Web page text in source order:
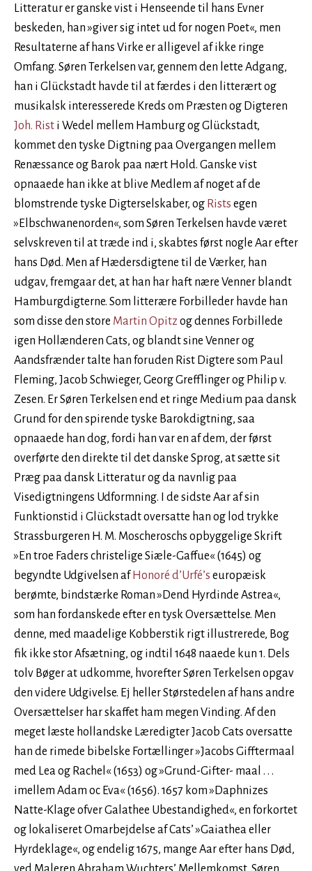
Litteratur er ganske vist i Henseende til hans Evner
beskeden, han »giver sig intet ud for nogen Poet«, men
Resultaterne af hans Virke er alligevel af ikke ringe
Omfang. Søren Terkelsen var, gennem den lette Adgang,
han i Glückstadt havde til at færdes i den litterært og
musikalsk interesserede Kreds om Præsten og Digteren
Joh. Rist i Wedel mellem Hamburg og Glückstadt,
kommet den tyske Digtning paa Overgangen mellem
Renæssance og Barok paa nært Hold. Ganske vist
opnaaede han ikke at blive Medlem af noget af de
blomstrende tyske Digterselskaber, og Rists egen
»Elbschwanenorden«, som Søren Terkelsen havde været
selvskreven til at træde ind i, skabtes først nogle Aar efter
hans Død. Men af Hædersdigtene til de Værker, han
udgav, fremgaar det, at han har haft nære Venner blandt
Hamburgdigterne. Som litterære Forbilleder havde han
som disse den store Martin Opitz og dennes Forbillede
igen Hollænderen Cats, og blandt sine Venner og
Aandsfrænder talte han foruden Rist Digtere som Paul
Fleming, Jacob Schwieger, Georg Grefflinger og Philip v.
Zesen. Er Søren Terkelsen end et ringe Medium paa dansk
Grund for den spirende tyske Barokdigtning, saa
opnaaede han dog, fordi han var en af dem, der først
overførte den direkte til det danske Sprog, at sætte sit
Præg paa dansk Litteratur og da navnlig paa
Visedigtningens Udformning. I de sidste Aar af sin
Funktionstid i Glückstadt oversatte han og lod trykke
Strassburgeren H. M. Moscheroschs opbyggelige Skrift
»En troe Faders christelige Siæle-Gaffue« (1645) og
begyndte Udgivelsen af Honoré d’Urfé’s europæisk
berømte, bindstærke Roman »Dend Hyrdinde Astrea«,
som han fordanskede efter en tysk Oversættelse. Men
denne, med maadelige Kobberstik rigt illustrerede, Bog
fik ikke stor Afsætning, og indtil 1648 naaede kun 1. Dels
tolv Bøger at udkomme, hvorefter Søren Terkelsen opgav
den videre Udgivelse. Ej heller Størstedelen af hans andre
Oversættelser har skaffet ham megen Vinding. Af den
meget læste hollandske Læredigter Jacob Cats oversatte
han de rimede bibelske Fortællinger »Jacobs Gifftermaal
med Lea og Rachel« (1653) og »Grund-Gifter- maal . . .
imellem Adam oc Eva« (1656). 1657 kom »Daphnizes
Natte-Klage ofver Galathee Ubestandighed«, en forkortet
og lokaliseret Omarbejdelse af Cats’ »Gaiathea eller
Hyrdeklage«, og endelig 1675, mange Aar efter hans Død,